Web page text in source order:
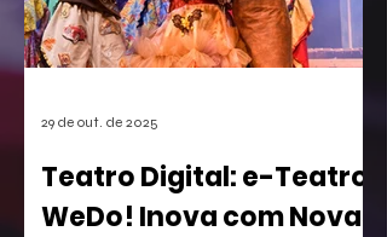
pode afetar o desenvolvimento de
centenas de futuros títulos, é vista
como um risco, especialmente para os
Teatro Digital: e-Teatro
WeDo! Inova com Novas
29 de out. de 2025